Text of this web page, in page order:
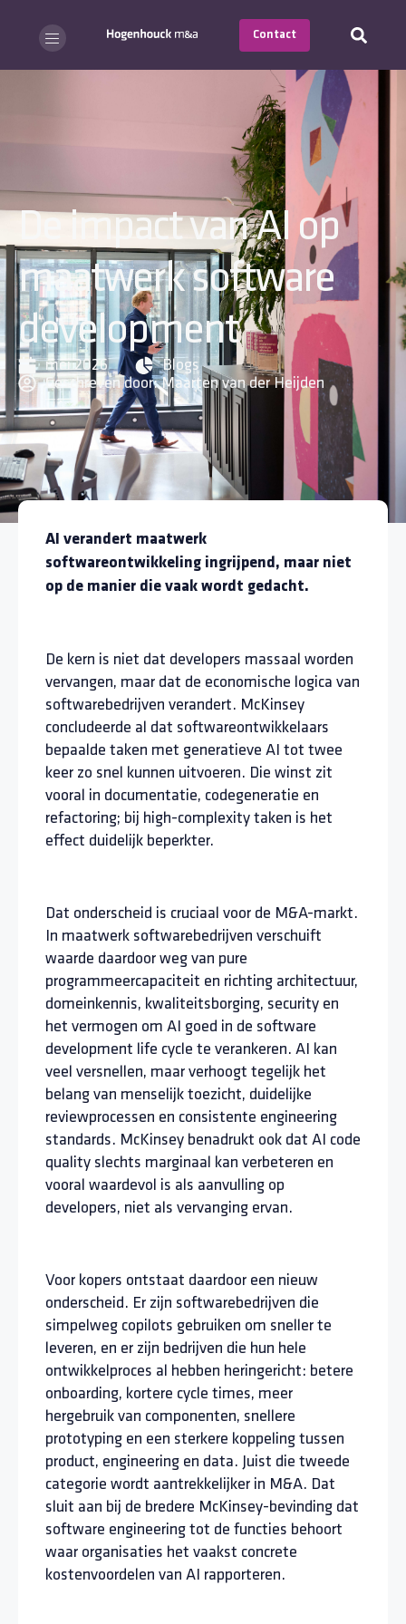
Contact
De impact van AI op
maatwerk software
development
mei 2026
Blogs
Geschreven door:Maarten van der Heijden
AI verandert maatwerk
softwareontwikkeling ingrijpend, maar niet
op de manier die vaak wordt gedacht.
De kern is niet dat developers massaal worden
vervangen, maar dat de economische logica van
softwarebedrijven verandert. McKinsey
concludeerde al dat softwareontwikkelaars
bepaalde taken met generatieve AI tot twee
keer zo snel kunnen uitvoeren. Die winst zit
vooral in documentatie, codegeneratie en
refactoring; bij high-complexity taken is het
effect duidelijk beperkter.
Dat onderscheid is cruciaal voor de M&A-markt.
In maatwerk softwarebedrijven verschuift
waarde daardoor weg van pure
programmeercapaciteit en richting architectuur,
domeinkennis, kwaliteitsborging, security en
het vermogen om AI goed in de software
development life cycle te verankeren. AI kan
veel versnellen, maar verhoogt tegelijk het
belang van menselijk toezicht, duidelijke
reviewprocessen en consistente engineering
standards. McKinsey benadrukt ook dat AI code
quality slechts marginaal kan verbeteren en
vooral waardevol is als aanvulling op
developers, niet als vervanging ervan.
Voor kopers ontstaat daardoor een nieuw
onderscheid. Er zijn softwarebedrijven die
simpelweg copilots gebruiken om sneller te
leveren, en er zijn bedrijven die hun hele
ontwikkelproces al hebben heringericht: betere
onboarding, kortere cycle times, meer
hergebruik van componenten, snellere
prototyping en een sterkere koppeling tussen
product, engineering en data. Juist die tweede
categorie wordt aantrekkelijker in M&A. Dat
sluit aan bij de bredere McKinsey-bevinding dat
software engineering tot de functies behoort
waar organisaties het vaakst concrete
kostenvoordelen van AI rapporteren.